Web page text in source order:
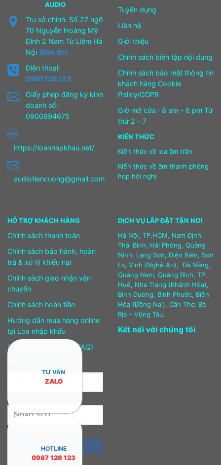
AUDIO
Trụ sở chính: Số 27 ngõ
70 Nguyễn Hoàng Mỹ
Đình 2 Nam Từ Liêm Hà
Nội (Bản đồ)
Điện thoại:
0987.126.123
Giấy phép đăng ký kinh
doanh số:
0900994675
https://loanhapkhau.net/
audiotiencuong@gmail.com
Tuyển dụng
Liên hệ
Giới thiệu
Chính sách biên tập nội dung
Chính sách bảo mật thông tin
khách hàng Cookie
Policy/GDPR
Giờ mở cửa : 8 am – 6 pm Từ
thứ 2 – 7
KIẾN THỨC
Kiến thức về loa âm trần
Kiến thức về âm thanh phòng
họp hội nghị
HỖ TRỢ KHÁCH HÀNG
Chính sách thanh toán
Chính sách bảo hành, hoàn
trả & xử lý khiếu nại
Chính sách giao nhận vận
chuyển
Chính sách hoàn tiền
Hướng dẫn mua hàng online
tại Loa nhập khẩu
Câu hỏi thường gặp (FAQ)
DỊCH VỤ LẮP ĐẶT TẬN NƠI
Hà Nội, TP.HCM, Nam Định,
Thái Bình, Hải Phòng, Quảng
Ninh, Lạng Sơn, Điện Biên, Sơn
La, Vinh (Nghệ An), Đà Nẵng,
Quảng Nam, Quảng Bình, TP.
Huế, Nha Trang (Khánh Hòa),
Bình Dương, Bình Phước, Biên
Hòa (Đồng Nai), Cần Thơ, Bà
Rịa – Vũng Tàu.
Kết nối với chúng tôi
TƯ VẤN
ZALO
HOTLINE
0987 126 123